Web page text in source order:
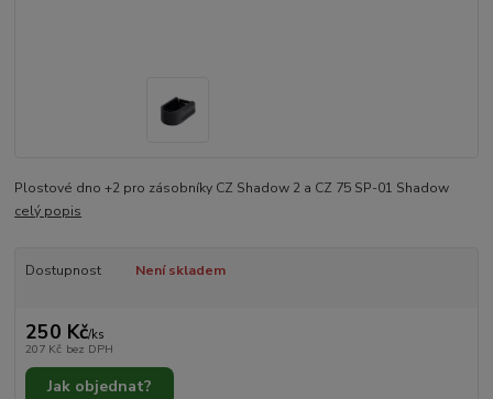
Plostové dno +2 pro zásobníky CZ Shadow 2 a CZ 75 SP-01 Shadow
celý popis
Dostupnost Není skladem
250 Kč/ks
207 Kč bez DPH
Jak objednat?